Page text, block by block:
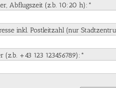
Abflugszeit (z.b. 10:20 h):*
inkl. Postleitzahl (nur
(z.b. +43 123 123456789):*